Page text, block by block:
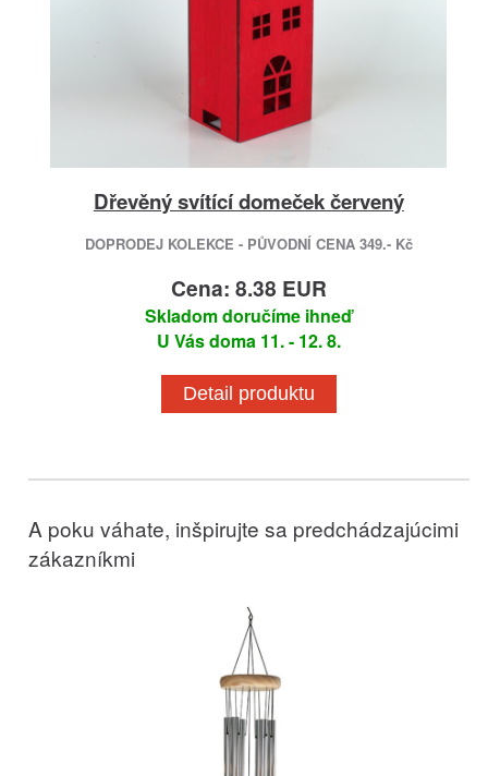
Dřevěný svítící domeček červený
DOPRODEJ KOLEKCE - PŮVODNÍ CENA 349.- Kč
Cena: 8.38 EUR
Skladom doručíme ihneď
U Vás doma 11. - 12. 8.
Detail produktu
A poku váhate, inšpirujte sa predchádzajúcimi
zákazníkmi